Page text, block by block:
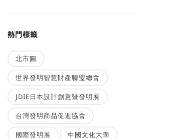
熱門標籤
北市圖
世界發明智慧財產聯盟總會
JDIE日本設計創意暨發明展
台灣發明商品促進協會
國際發明展 中國文化大學